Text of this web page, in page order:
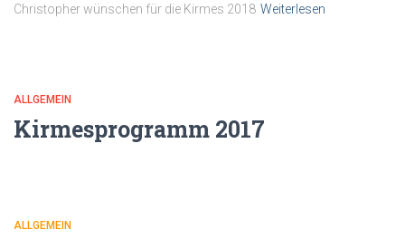
Christopher wünschen für die Kirmes 2018 Weiterlesen
ALLGEMEIN
Kirmesprogramm 2017
ALLGEMEIN